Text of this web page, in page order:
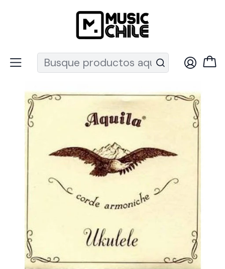
Recuerda que ahora nos puedes encontrar en el MUT
Instrumentos de Cuerda Ukeleles